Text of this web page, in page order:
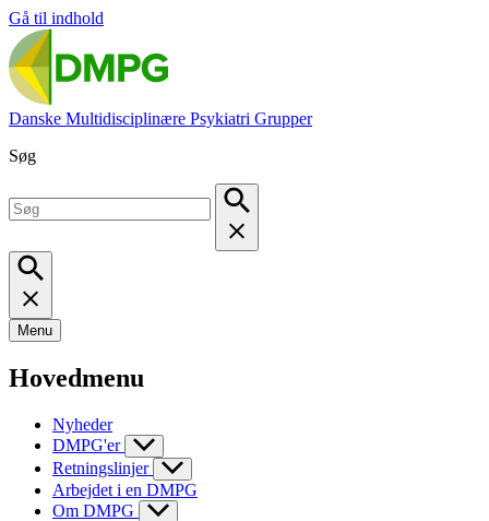
Gå til indhold
Danske Multidisciplinære Psykiatri Grupper
Søg
Menu
Hovedmenu
Nyheder
DMPG'er
Retningslinjer
Arbejdet i en DMPG
Om DMPG